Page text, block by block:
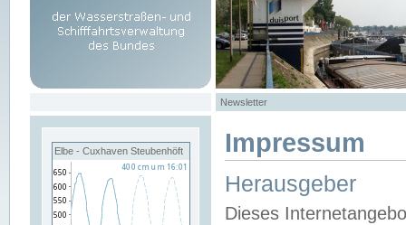
Newsletter
Elbe - Cuxhaven Steubenhöft Impressum
Herausgeber
Dieses